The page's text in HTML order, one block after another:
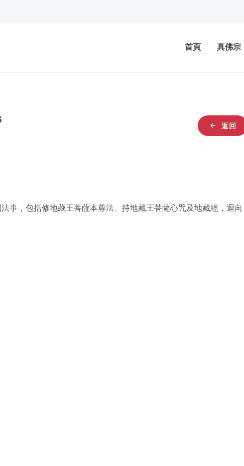
首頁 真佛宗
返回
事，包括修地藏王菩薩本尊法、持地藏王菩薩心咒及地藏經，迴向